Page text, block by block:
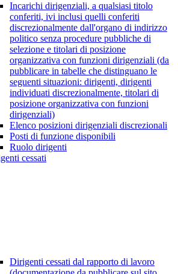
Incarichi dirigenziali, a qualsiasi titolo
conferiti, ivi inclusi quelli conferiti
discrezionalmente dall'organo di indirizzo
politico senza procedure pubbliche di
selezione e titolari di posizione
organizzativa con funzioni dirigenziali (da
pubblicare in tabelle che distinguano le
seguenti situazioni: dirigenti, dirigenti
individuati discrezionalmente, titolari di
posizione organizzativa con funzioni
dirigenziali)
Elenco posizioni dirigenziali discrezionali
Posti di funzione disponibili
Ruolo dirigenti
cessati
Dirigenti cessati dal rapporto di lavoro